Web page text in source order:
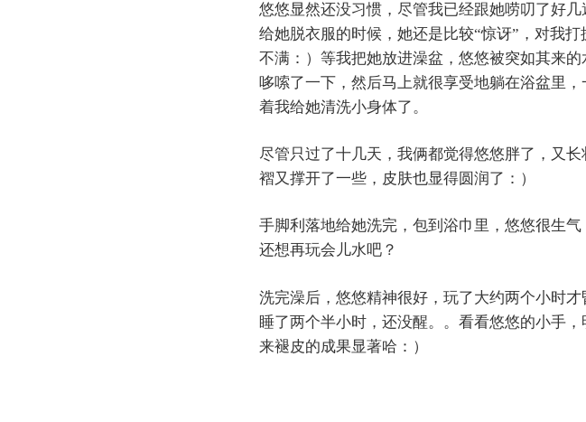
悠悠显然还没习惯，尽管我已经跟她唠叨了好几
给她脱衣服的时候，她还是比较“惊讶”，对我
不满：）等我把她放进澡盆，悠悠被突如其来的
哆嗦了一下，然后马上就很享受地躺在浴盆里
着我给她清洗小身体了。
尽管只过了十几天，我俩都觉得悠悠胖了，又
褶又撑开了一些，皮肤也显得圆润了：）
手脚利落地给她洗完，包到浴巾里，悠悠很生
还想再玩会儿水吧？
洗完澡后，悠悠精神很好，玩了大约两个小时
睡了两个半小时，还没醒。。看看悠悠的小手
来褪皮的成果显著哈：）